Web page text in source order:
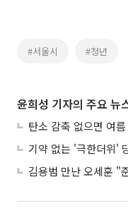
#서울시 #청년
윤희성 기자의 주요 뉴